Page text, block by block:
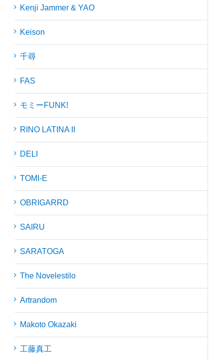
Kenji Jammer & YAO
Keison
千尋
FAS
モミーFUNK!
RINO LATINA II
DELI
TOMI-E
OBRIGARRD
SAIRU
SARATOGA
The Novelestilo
Artrandom
Makoto Okazaki
工藤真工